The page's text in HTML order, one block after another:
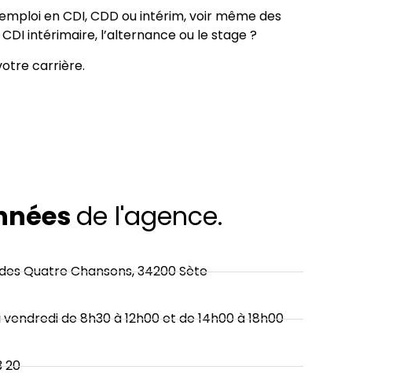
en CDI, CDD ou intérim, voir même des
intérimaire, l’alternance ou le stage ?
carrière.
de l'agence.
Quatre Chansons, 34200 Sète
vendredi de 8h30 à 12h00 et de 14h00 à 18h00
20